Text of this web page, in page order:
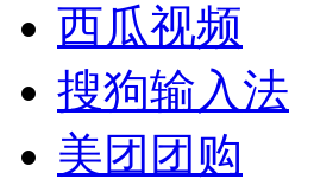
西瓜视频
搜狗输入法
美团团购